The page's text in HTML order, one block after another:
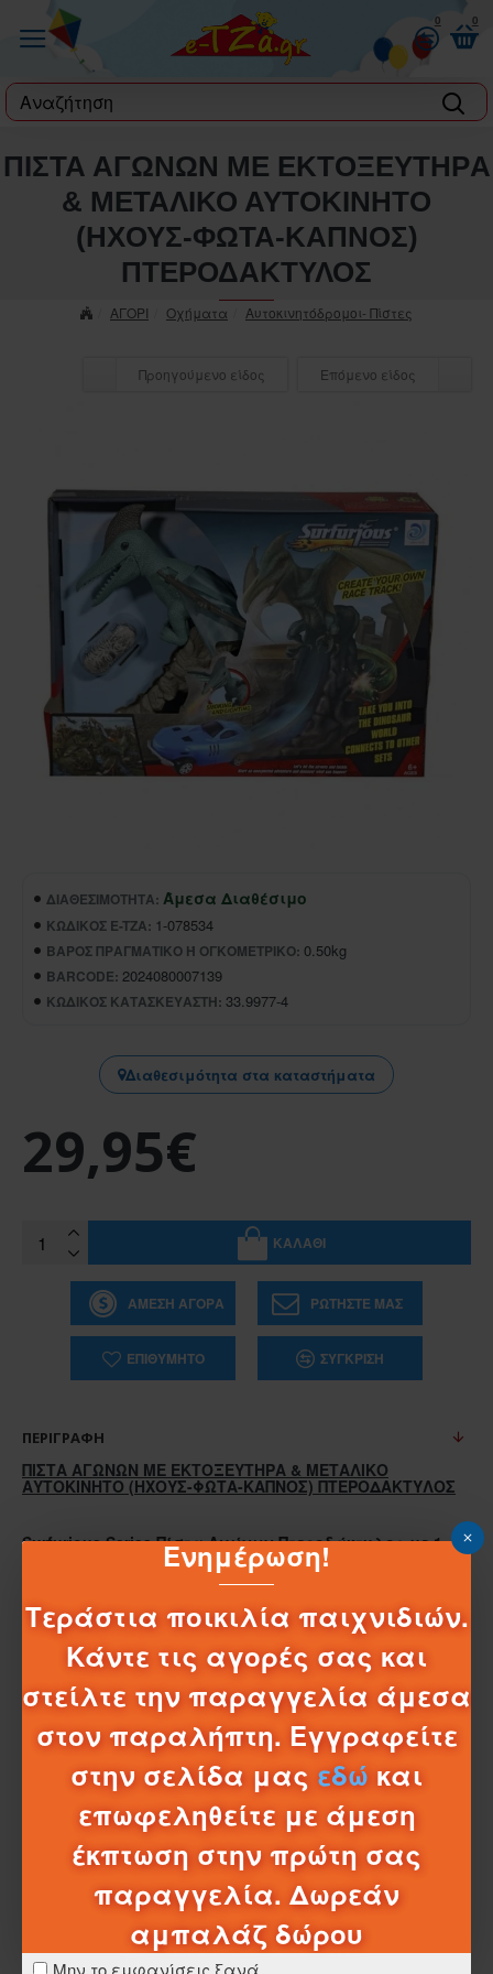
Ενημέρωση!
Τεράστια ποικιλία παιχνιδιών.
Κάντε τις αγορές σας και
στείλτε την παραγγελία άμεσα
στον παραλήπτη. Εγγραφείτε
στην σελίδα μας εδώ και
επωφεληθείτε με άμεση
έκπτωση στην πρώτη σας
παραγγελία. Δωρεάν
αμπαλάζ δώρου
Μην το εμφανίσεις ξανά
0 0
label
ΑΓΟΡΙ Οχήματα Αυτοκινητόδρομοι- Πίστες
ΠΙΣΤΑ ΑΓΩΝΩΝ ME ΕΚΤΟΞΕΥΤΗΡA
& ΜΕΤΑΛΙΚΟ ΑΥΤΟΚΙΝΗΤO
(ΗΧΟΥΣ-ΦΩΤΑ-ΚΑΠΝΟΣ)
ΠΤΕΡΟΔΑΚΤΥΛΟΣ
Προηγούμενο είδος Επόμενο είδος
ΔΙΑΘΕΣΙΜΌΤΗΤΑ: Άμεσα Διαθέσιμο
ΚΩΔΙΚΌΣ E-TZA: 1-078534
ΒΆΡΟΣ ΠΡΑΓΜΑΤΙΚΌ Ή ΟΓΚΟΜΕΤΡΙΚΌ: 0.50kg
BARCODE: 2024080007139
ΚΩΔΙΚΌΣ ΚΑΤΑΣΚΕΥΑΣΤΉ: 33.9977-4
Διαθεσιμότητα στα καταστήματα
29,95€
ΚΑΛΆΘΙ
ΆΜΕΣΗ ΑΓΟΡΆ ΡΩΤΉΣΤΕ ΜΑΣ
ΕΠΙΘΥΜΗΤΌ ΣΎΓΚΡΙΣΗ
ΠΕΡΙΓΡΑΦΉ
ΠΙΣΤΑ ΑΓΩΝΩΝ ME ΕΚΤΟΞΕΥΤΗΡA & ΜΕΤΑΛΙΚΟ
ΑΥΤΟΚΙΝΗΤO (ΗΧΟΥΣ-ΦΩΤΑ-ΚΑΠΝΟΣ) ΠΤΕΡΟΔΑΚΤΥΛΟΣ
Surfurious Series Πίστα Αγώνων Πτεροδάκτυλος με 1
Μεταλλικό Όχημα (9977-4)
Προτεινόμενη Ηλικία 6+ ετών
ΣΧΈΔΙΑ - ΜΠΑΤΑΡΊΕΣ
ΛΕΠΤΟΜΈΡΕΙΕΣ ΑΠΟΣΤΟΛΉΣ